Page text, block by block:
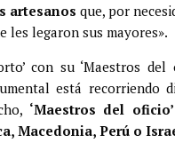
artesanos que, por
les legaron sus mayores».
con su ‘Maestros
está recorriendo
‘Maestros del
Macedonia, Perú o